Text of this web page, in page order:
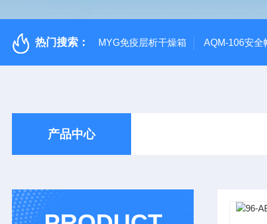
热门搜索： MYG免疫层析干燥箱 AQM-106安全
产品中心